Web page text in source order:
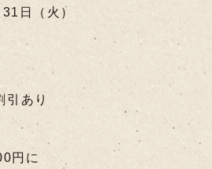
日（火）
あり
円に